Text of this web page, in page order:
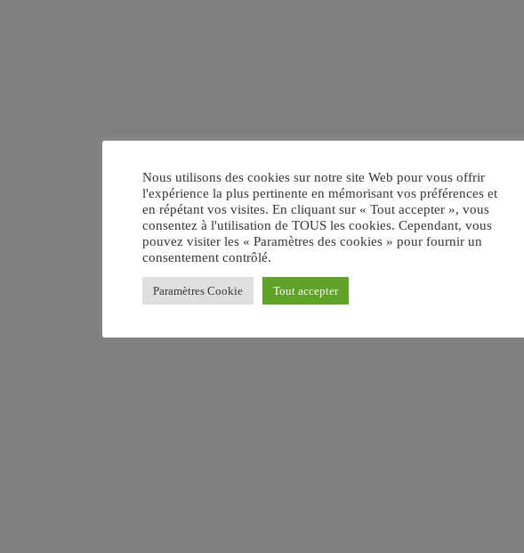
Nous utilisons des cookies sur notre site Web pour vous offrir
l'expérience la plus pertinente en mémorisant vos préférences et
en répétant vos visites. En cliquant sur « Tout accepter », vous
consentez à l'utilisation de TOUS les cookies. Cependant, vous
pouvez visiter les « Paramètres des cookies » pour fournir un
consentement contrôlé.
Paramètres Cookie Tout accepter